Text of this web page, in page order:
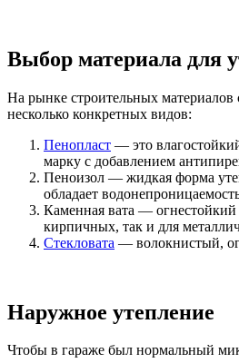
Выбор материала для
На рынке строительных
несколько конкретных видов:
Пенопласт — это
марку с добавлением
Пеноизол — жидкая форма
обладает
Каменная вата — огнестойкий
кирпичных, так и для
Стекловата — волокнистый,
Наружное утепление
Чтобы в гараже был нормальный